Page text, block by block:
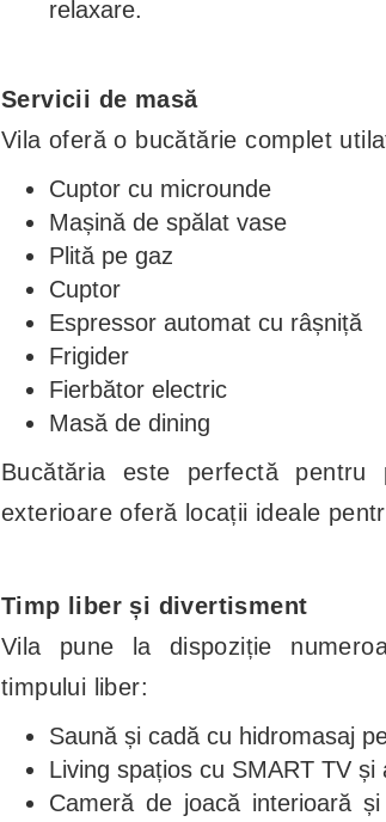
relaxare.
Servicii de masă
Vila oferă o bucătărie complet
Cuptor cu microunde
Mașină de spălat vase
Plită pe gaz
Cuptor
Espressor automat cu râșniță
Frigider
Fierbător electric
Masă de dining
Bucătăria este perfectă
exterioare oferă locații ideale
Timp liber și divertisment
Vila pune la dispoziție
timpului liber:
Saună și cadă cu hidromasaj
Living spațios cu SMART TV și
Cameră de joacă interioară